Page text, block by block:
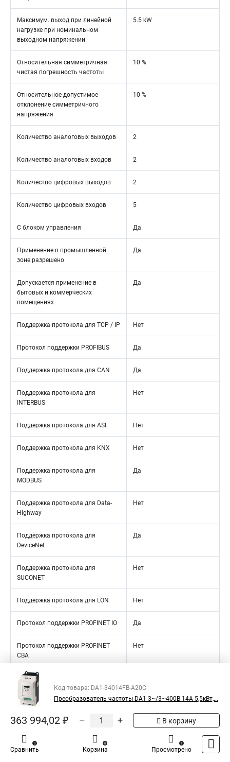
Максимум. выход при линейной
нагрузке при номинальном
выходном напряжении
5.5 kW
Относительная симметричная
чистая погрешность частоты
10 %
Относительное допустимое
отклонение симметричного
напряжения
10 %
Количество аналоговых выходов 2
Количество аналоговых входов 2
Количество цифровых выходов 2
Количество цифровых входов 5
С блоком управления Да
Применение в промышленной
зоне разрешено
Да
Допускается применение в
бытовых и коммерческих
помещениях
Да
Поддержка протокола для TCP / IP Нет
Протокол поддержки PROFIBUS Да
Поддержка протокола для CAN Да
Поддержка протокола для
INTERBUS
Нет
Поддержка протокола для ASI Нет
Поддержка протокола для KNX Нет
Поддержка протокола для
MODBUS
Да
Поддержка протокола для Data-
Highway
Нет
Поддержка протокола для
DeviceNet
Да
Поддержка протокола для
SUCONET
Нет
Поддержка протокола для LON Нет
Протокол поддержки PROFINET IO Да
Протокол поддержки PROFINET
CBA
Нет
Протокол поддержки для SERCOS
Протокол поддержки для
Нет
Код товара: DA1-34014FB-A20C
Преобразователь частоты DA1 3~/3~400В 14A 5,5кВт,...
363 994,02 ₽ – + В корзину
Сравнить
0
Корзина
0
Просмотрено
1